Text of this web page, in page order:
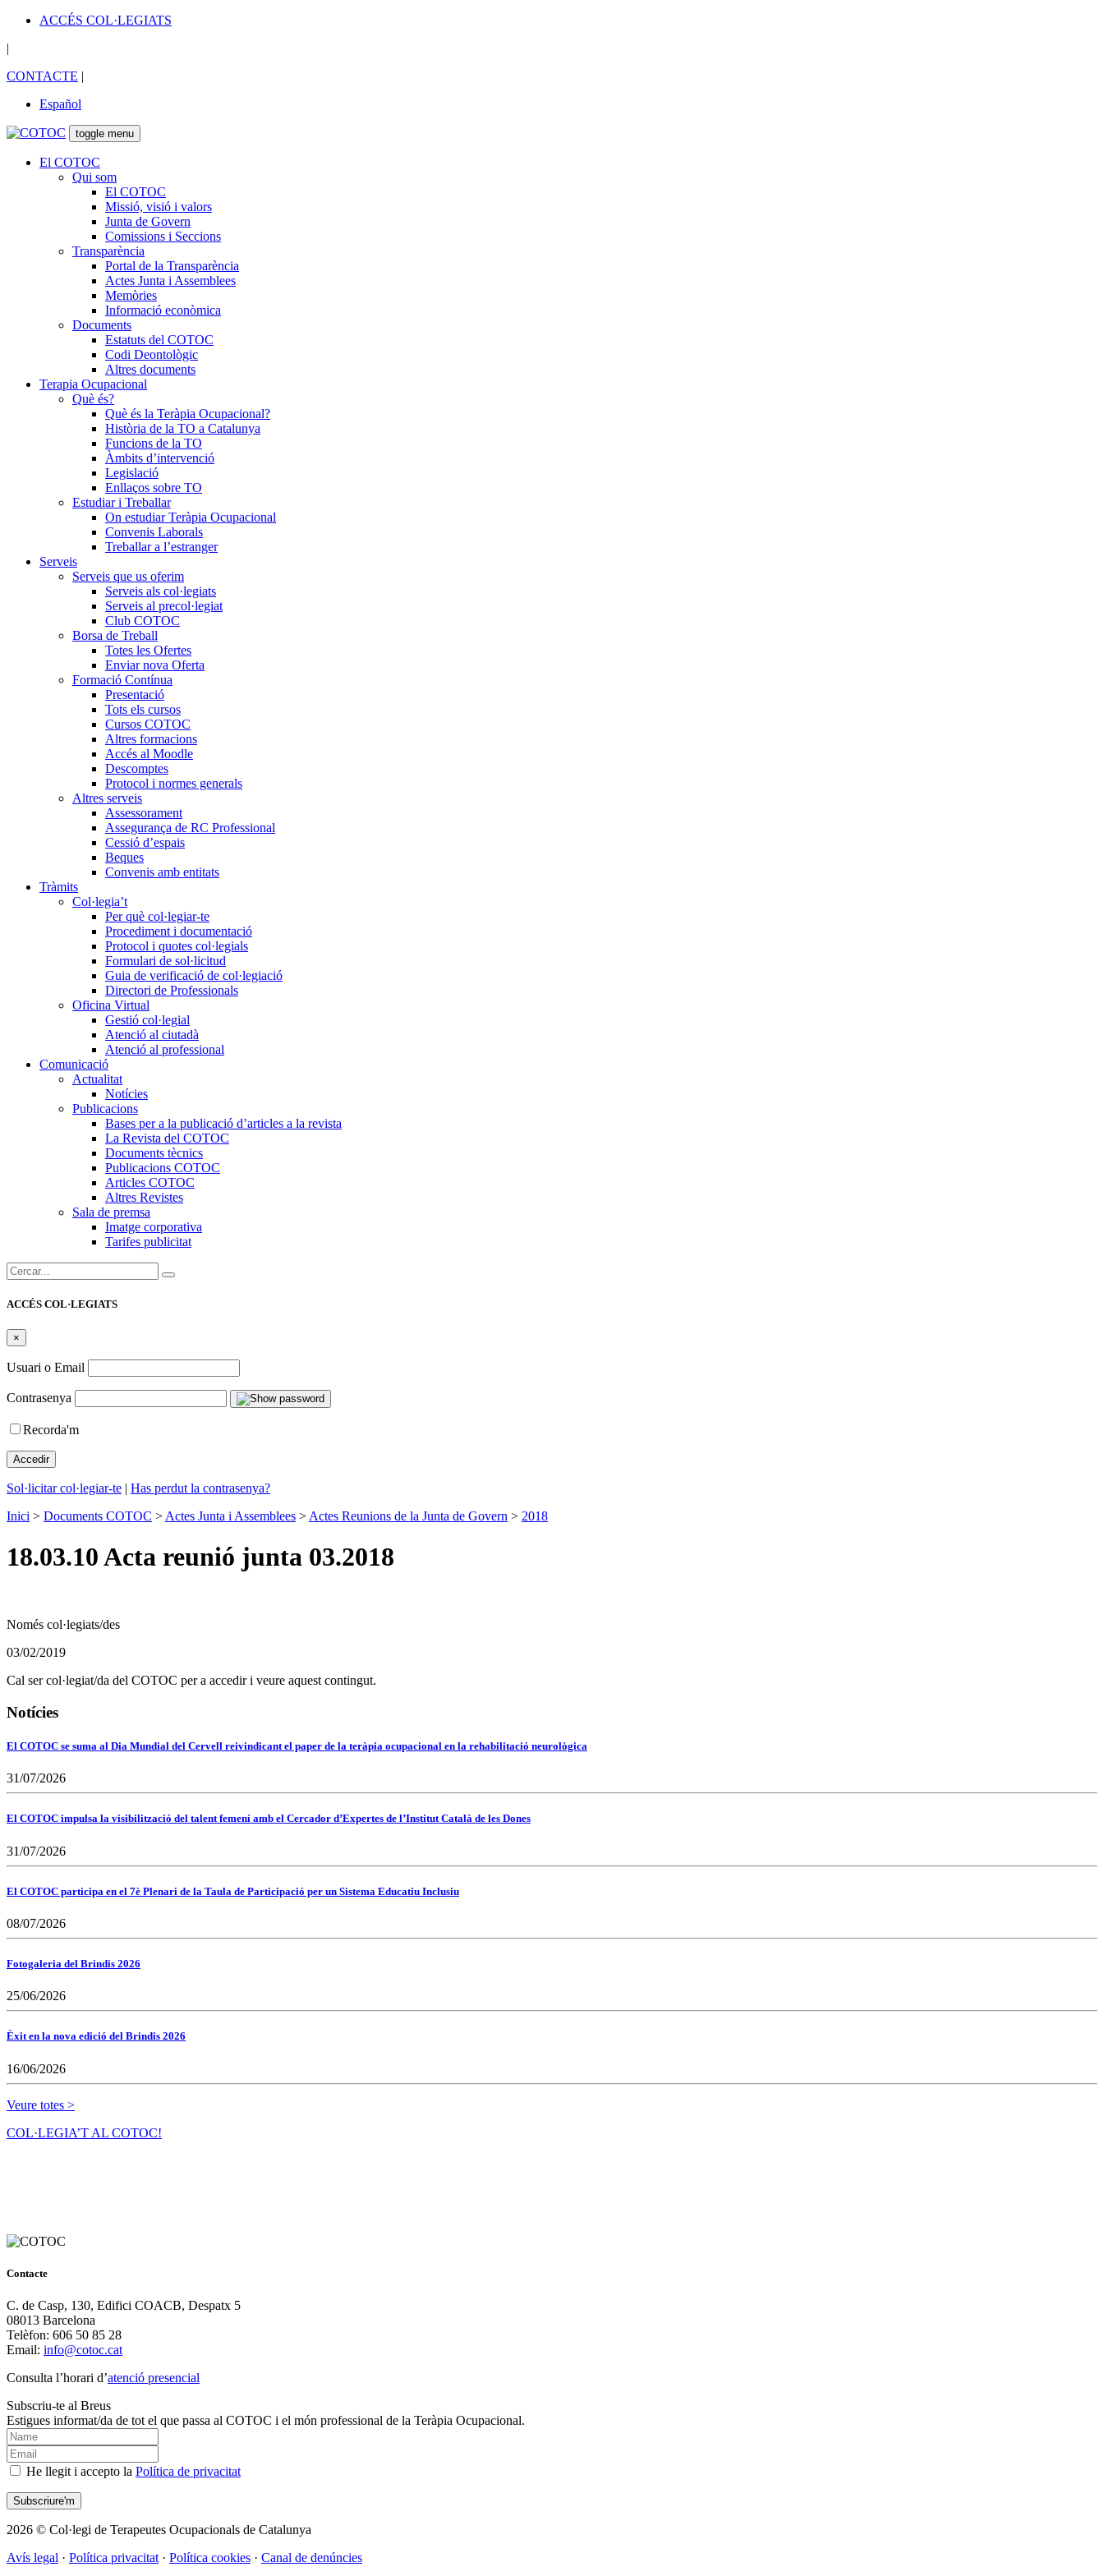
ACCÉS COL·LEGIATS
|
CONTACTE |
Español
toggle menu
El COTOC
Qui som
El COTOC
Missió, visió i valors
Junta de Govern
Comissions i Seccions
Transparència
Portal de la Transparència
Actes Junta i Assemblees
Memòries
Informació econòmica
Documents
Estatuts del COTOC
Codi Deontològic
Altres documents
Terapia Ocupacional
Què és?
Què és la Teràpia Ocupacional?
Història de la TO a Catalunya
Funcions de la TO
Àmbits d’intervenció
Legislació
Enllaços sobre TO
Estudiar i Treballar
On estudiar Teràpia Ocupacional
Convenis Laborals
Treballar a l’estranger
Serveis
Serveis que us oferim
Serveis als col·legiats
Serveis al precol·legiat
Club COTOC
Borsa de Treball
Totes les Ofertes
Enviar nova Oferta
Formació Contínua
Presentació
Tots els cursos
Cursos COTOC
Altres formacions
Accés al Moodle
Descomptes
Protocol i normes generals
Altres serveis
Assessorament
Assegurança de RC Professional
Cessió d’espais
Beques
Convenis amb entitats
Tràmits
Col·legia’t
Per què col·legiar-te
Procediment i documentació
Protocol i quotes col·legials
Formulari de sol·licitud
Guia de verificació de col·legiació
Directori de Professionals
Oficina Virtual
Gestió col·legial
Atenció al ciutadà
Atenció al professional
Comunicació
Actualitat
Notícies
Publicacions
Bases per a la publicació d’articles a la revista
La Revista del COTOC
Documents tècnics
Publicacions COTOC
Articles COTOC
Altres Revistes
Sala de premsa
Imatge corporativa
Tarifes publicitat
Cercar:
ACCÉS COL·LEGIATS
×
Usuari o Email
Contrasenya
Recorda'm
Sol·licitar col·legiar-te | Has perdut la contrasenya?
Inici > Documents COTOC > Actes Junta i Assemblees > Actes Reunions de la Junta de Govern > 2018
18.03.10 Acta reunió junta 03.2018
Només col·legiats/des
03/02/2019
Cal ser col·legiat/da del COTOC per a accedir i veure aquest contingut.
Notícies
El COTOC se suma al Dia Mundial del Cervell reivindicant el paper de la teràpia ocupacional en la rehabilitació neurològica
31/07/2026
El COTOC impulsa la visibilització del talent femení amb el Cercador d’Expertes de l’Institut Català de les Dones
31/07/2026
El COTOC participa en el 7è Plenari de la Taula de Participació per un Sistema Educatiu Inclusiu
08/07/2026
Fotogaleria del Brindis 2026
25/06/2026
Èxit en la nova edició del Brindis 2026
16/06/2026
Veure totes >
COL·LEGIA’T AL COTOC!
Contacte
C. de Casp, 130, Edifici COACB, Despatx 5
08013 Barcelona
Telèfon: 606 50 85 28
Email: info@cotoc.cat
Consulta l’horari d’atenció presencial
Subscriu-te al Breus
Estigues informat/da de tot el que passa al COTOC i el món professional de la Teràpia Ocupacional.
He llegit i accepto la Política de privacitat
2026 © Col·legi de Terapeutes Ocupacionals de Catalunya
Avís legal · Política privacitat · Política cookies · Canal de denúncies